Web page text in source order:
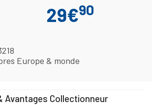
29€90
Europe & monde
Avantages Collectionneur